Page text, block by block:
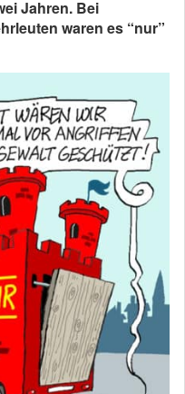
Jahren. Bei
waren es “nur”